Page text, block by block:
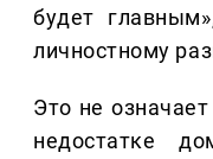
будет
личностному
Это не
недостатке